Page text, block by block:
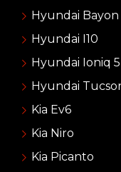
Hyundai Bayon
Hyundai I10
Hyundai Ioniq 5
Hyundai
Kia Ev6
Kia Niro
Kia Picanto